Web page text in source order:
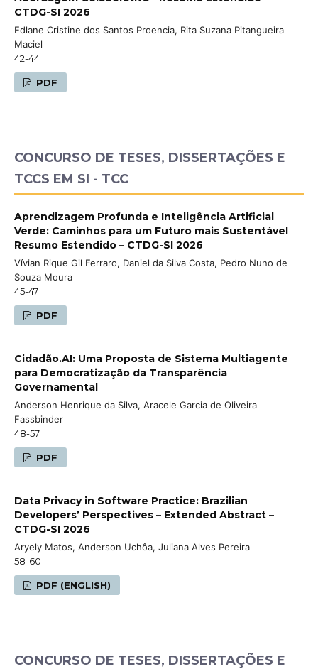
CTDG-SI 2026
Edlane Cristine dos Santos Proencia, Rita Suzana Pitangueira
Maciel
42-44
PDF
CONCURSO DE TESES, DISSERTAÇÕES E
TCCS EM SI - TCC
Aprendizagem Profunda e Inteligência Artificial
Verde: Caminhos para um Futuro mais Sustentável
Resumo Estendido – CTDG-SI 2026
Vívian Rique Gil Ferraro, Daniel da Silva Costa, Pedro Nuno de
Souza Moura
45-47
PDF
Cidadão.AI: Uma Proposta de Sistema Multiagente
para Democratização da Transparência
Governamental
Anderson Henrique da Silva, Aracele Garcia de Oliveira
Fassbinder
48-57
PDF
Data Privacy in Software Practice: Brazilian
Developers’ Perspectives – Extended Abstract –
CTDG-SI 2026
Aryely Matos, Anderson Uchôa, Juliana Alves Pereira
58-60
PDF (ENGLISH)
CONCURSO DE TESES, DISSERTAÇÕES E